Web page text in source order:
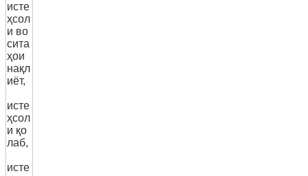
исте
ҳсол
и во
сита
ҳои
нақл
иёт,
исте
ҳсол
и қо
лаб,
исте